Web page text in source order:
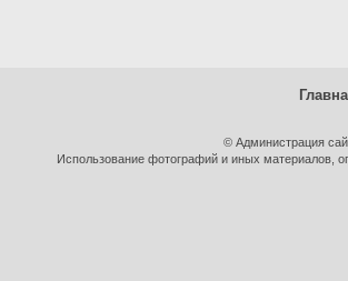
© Администрация
Использование фотографий и иных материалов,